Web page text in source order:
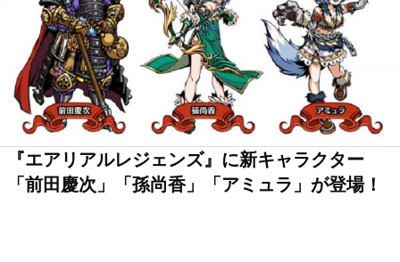
『エアリアルレジェンズ』に新キャラクター
「前田慶次」「孫尚香」「アミュラ」が登場！